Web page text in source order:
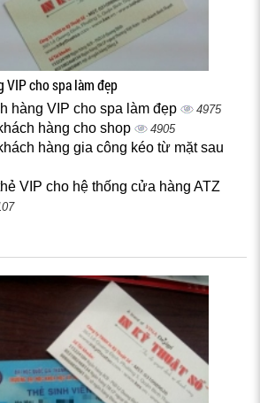
VIP cho spa làm đẹp
hàng VIP cho spa làm đẹp 4975
hàng cho shop 4905
hàng gia công kéo từ mặt sau
VIP cho hệ thống cửa hàng ATZ